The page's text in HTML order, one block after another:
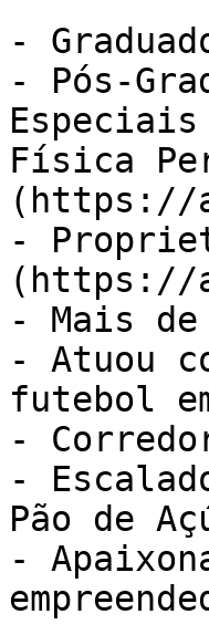
-
- Pós-
Física
(https://
-
(https://
- Mais de
- Atuou
futebol
-
-
Pão de
-